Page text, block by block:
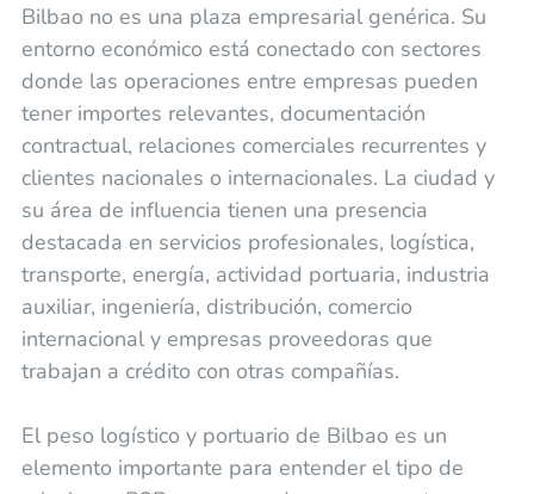
Bilbao no es una plaza empresarial genérica. Su
entorno económico está conectado con sectores
donde las operaciones entre empresas pueden
tener importes relevantes, documentación
contractual, relaciones comerciales recurrentes y
clientes nacionales o internacionales. La ciudad y
su área de influencia tienen una presencia
destacada en servicios profesionales, logística,
transporte, energía, actividad portuaria, industria
auxiliar, ingeniería, distribución, comercio
internacional y empresas proveedoras que
trabajan a crédito con otras compañías.
El peso logístico y portuario de Bilbao es un
elemento importante para entender el tipo de